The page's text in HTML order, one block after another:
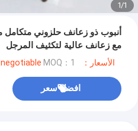
1
/
1
أنبوب ذو زعانف حلزوني
مع زعانف عالية لتكثيف المرجل
الأسعار：negotiable MOQ：1 قطعة
افضل سعر